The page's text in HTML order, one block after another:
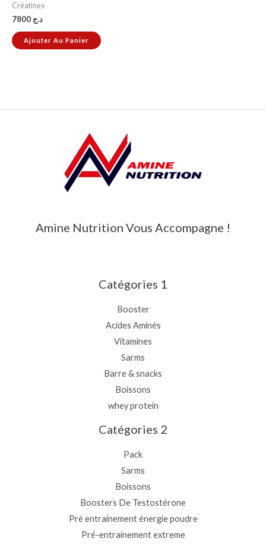
Créatines
د.ج
Ajouter Au Panier
Amine Nutrition Vous Accompagne !
Catégories 1
Booster
Acides Aminés
Vitamines
Sarms
Barre & snacks
Boissons
whey protein
Catégories 2
Pack
Sarms
Boissons
Boosters De Testostérone
Pré entrainement énergie poudre
Pré-entrainement extreme